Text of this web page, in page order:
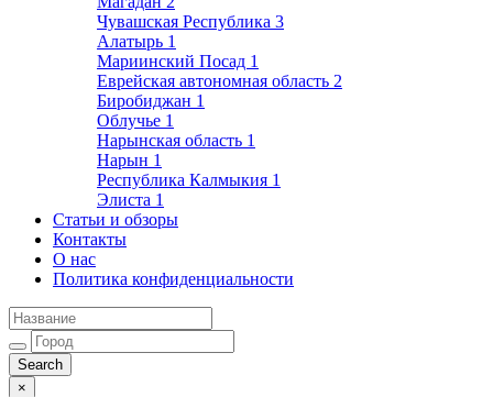
Чувашская Республика 3
Алатырь 1
Мариинский Посад 1
Еврейская автономная область 2
Биробиджан 1
Облучье 1
Нарынская область 1
Нарын 1
Республика Калмыкия 1
Элиста 1
Статьи и обзоры
Контакты
О нас
Политика конфиденциальности
×